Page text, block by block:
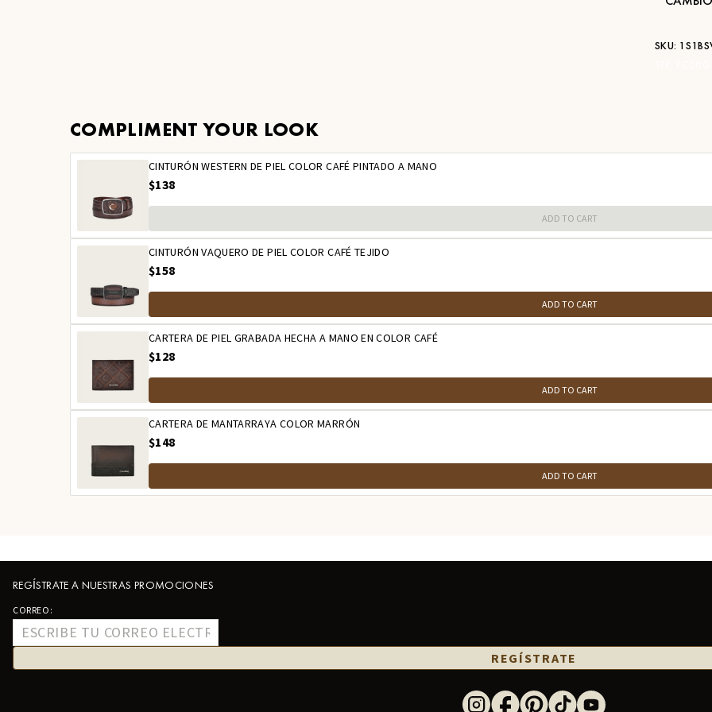
SKU:
COMPLIMENT YOUR LOOK
CINTURÓN WESTERN DE PIEL COLOR CAFÉ PINTADO A MANO
$138
ADD TO CART
CINTURÓN VAQUERO DE PIEL COLOR CAFÉ TEJIDO
$158
ADD TO CART
CARTERA DE PIEL GRABADA HECHA A MANO EN COLOR CAFÉ
$128
ADD TO CART
CARTERA DE MANTARRAYA COLOR MARRÓN
$148
ADD TO CART
REGÍSTRATE A NUESTRAS PROMOCIONES
CORREO:
REGÍSTRATE